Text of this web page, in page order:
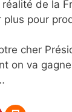
de la
plus pour
cher
on va